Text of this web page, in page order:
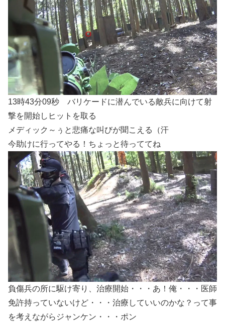
13時43分09秒 バリケードに潜んでいる敵兵に向けて射
撃を開始しヒットを取る
メディック～ぅと悲痛な叫びが聞こえる（汗
今助けに行ってやる！ちょっと待っててね
負傷兵の所に駆け寄り、治療開始・・・あ！俺・・・医師
免許持っていないけど・・・治療していいのかな？って事
を考えながらジャンケン・・・ポン